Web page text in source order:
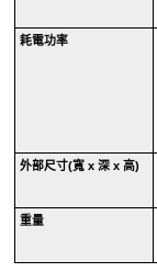
耗電功率
外部尺寸(寬 x 深 x 高)
重量